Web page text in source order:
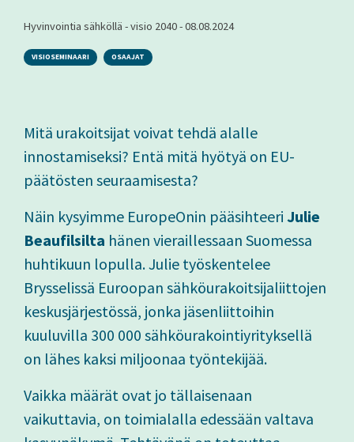
Hyvinvointia sähköllä - visio 2040-08.08.2024
VISIOSEMINAARI OSAAJAT
Mitä urakoitsijat voivat tehdä alalle
innostamiseksi? Entä mitä hyötyä on EU-
päätösten seuraamisesta?
Näin kysyimme EuropeOnin pääsihteeri Julie
Beaufilsilta hänen vieraillessaan Suomessa
huhtikuun lopulla. Julie työskentelee
Brysselissä Euroopan sähköurakoitsijaliittojen
keskusjärjestössä, jonka jäsenliittoihin
kuuluvilla 300 000 sähköurakointiyrityksellä
on lähes kaksi miljoonaa työntekijää.
Vaikka määrät ovat jo tällaisenaan
vaikuttavia, on toimialalla edessään valtava